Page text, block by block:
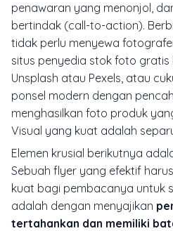
penawaran yang menonjol,
bertindak (call-to-action).
tidak perlu menyewa
situs penyedia stok foto
Unsplash atau Pexels, atau
ponsel modern dengan
menghasilkan foto produk
Visual yang kuat adalah
Elemen krusial berikutnya
Sebuah flyer yang efektif
kuat bagi pembacanya untuk
adalah dengan menyajikan
tertahankan dan memiliki